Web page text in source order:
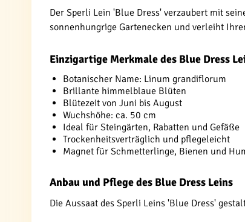
Der Sperli Lein 'Blue Dress' verzaubert mit
sonnenhungrige Gartenecken und verleiht
Einzigartige Merkmale des Blue Dress
Botanischer Name: Linum grandiflorum
Brillante himmelblaue Blüten
Blütezeit von Juni bis August
Wuchshöhe: ca. 50 cm
Ideal für Steingärten, Rabatten und Gefäße
Trockenheitsverträglich und pflegeleicht
Magnet für Schmetterlinge, Bienen und
Anbau und Pflege des Blue Dress Leins
Die Aussaat des Sperli Leins 'Blue Dress'